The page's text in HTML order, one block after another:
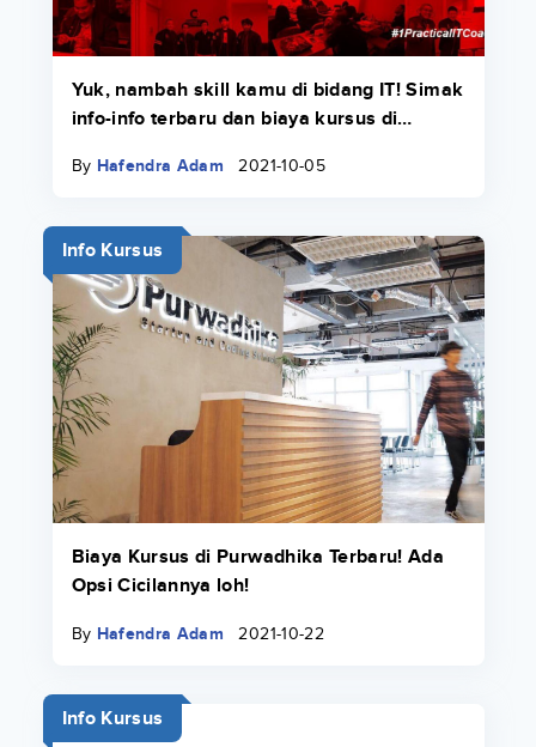
Yuk, nambah skill kamu di bidang IT! Simak
info-info terbaru dan biaya kursus di
By Hafendra Adam 2021-10-05
Info Kursus
Biaya Kursus di Purwadhika Terbaru! Ada
Opsi Cicilannya loh!
By Hafendra Adam 2021-10-22
Info Kursus